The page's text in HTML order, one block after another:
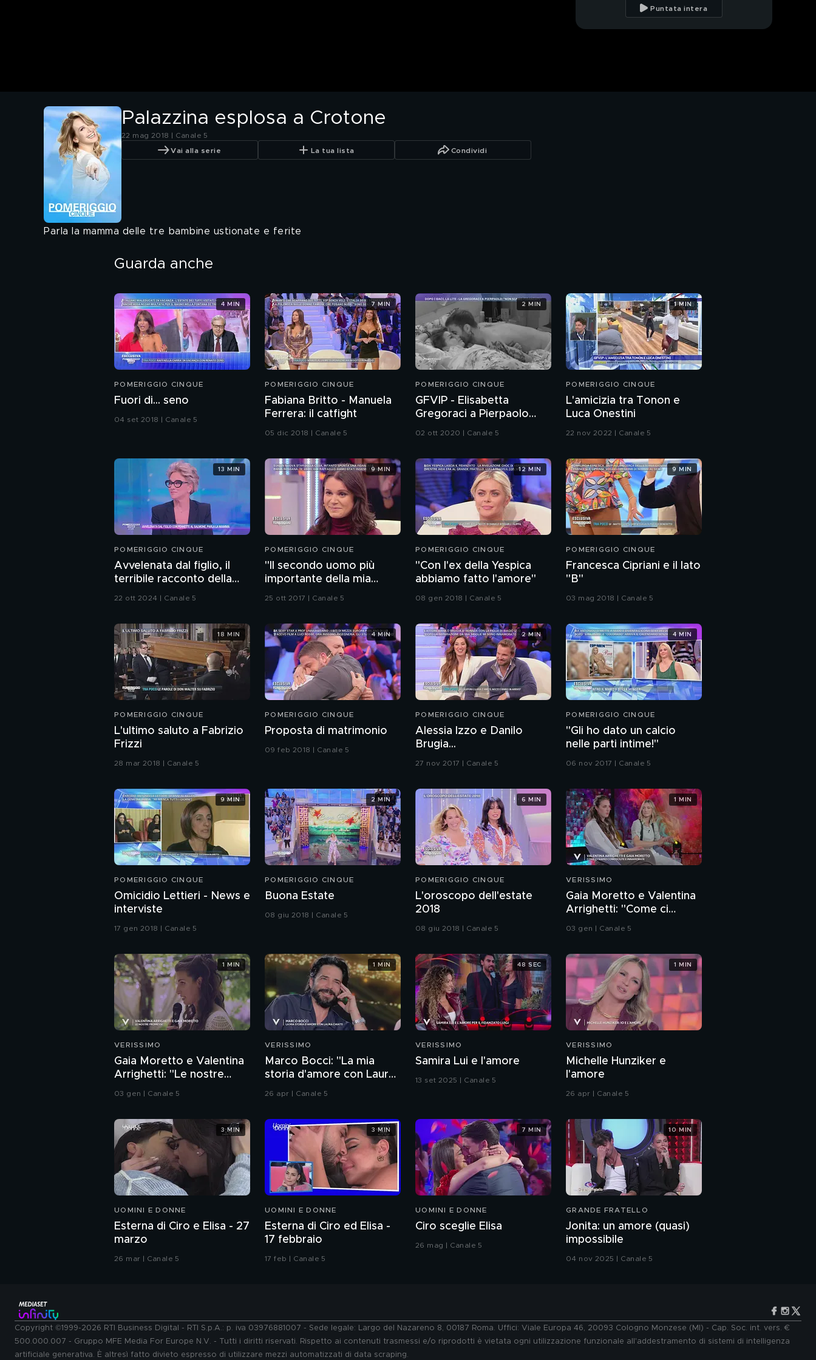
Puntata intera
Palazzina esplosa a Crotone
22 mag 2018 | Canale 5
Vai alla serie La tua lista Condividi
Parla la mamma delle tre bambine ustionate e ferite
Guarda anche
POMERIGGIO CINQUE
Fuori di... seno
04 set 2018 | Canale 5
4 MIN
POMERIGGIO CINQUE
Fabiana Britto - Manuela
Ferrera: il catfight
05 dic 2018 | Canale 5
7 MIN
POMERIGGIO CINQUE
GFVIP - Elisabetta
Gregoraci a Pierpaolo
Petrelli: ''Non siamo
02 ott 2020 | Canale 5
2 MIN
POMERIGGIO CINQUE
L'amicizia tra Tonon e
Luca Onestini
22 nov 2022 | Canale 5
1 MIN
POMERIGGIO CINQUE
Avvelenata dal figlio, il
terribile racconto della
22 ott 2024 | Canale 5
13 MIN
POMERIGGIO CINQUE
"Il secondo uomo più
importante della mia
25 ott 2017 | Canale 5
9 MIN
POMERIGGIO CINQUE
"Con l'ex della Yespica
abbiamo fatto l'amore"
08 gen 2018 | Canale 5
12 MIN
POMERIGGIO CINQUE
Francesca Cipriani e il lato
"B"
03 mag 2018 | Canale 5
9 MIN
POMERIGGIO CINQUE
L'ultimo saluto a Fabrizio
Frizzi
28 mar 2018 | Canale 5
18 MIN
POMERIGGIO CINQUE
Proposta di matrimonio
09 feb 2018 | Canale 5
4 MIN
POMERIGGIO CINQUE
Alessia Izzo e Danilo
Brugia...
27 nov 2017 | Canale 5
2 MIN
POMERIGGIO CINQUE
"Gli ho dato un calcio
nelle parti intime!"
06 nov 2017 | Canale 5
4 MIN
POMERIGGIO CINQUE
Omicidio Lettieri - News e
interviste
17 gen 2018 | Canale 5
9 MIN
POMERIGGIO CINQUE
Buona Estate
08 giu 2018 | Canale 5
2 MIN
POMERIGGIO CINQUE
L'oroscopo dell'estate
2018
08 giu 2018 | Canale 5
6 MIN
VERISSIMO
Gaia Moretto e Valentina
Arrighetti: "Come ci
siamo conosciute e
03 gen | Canale 5
1 MIN
VERISSIMO
Gaia Moretto e Valentina
Arrighetti: "Le nostre
promesse"
03 gen | Canale 5
1 MIN
VERISSIMO
Marco Bocci: "La mia
storia d'amore con Laura
Chiatti"
26 apr | Canale 5
1 MIN
VERISSIMO
Samira Lui e l'amore
13 set 2025 | Canale 5
48 SEC
VERISSIMO
Michelle Hunziker e
l'amore
26 apr | Canale 5
1 MIN
UOMINI E DONNE
Esterna di Ciro e Elisa - 27
marzo
26 mar | Canale 5
3 MIN
UOMINI E DONNE
Esterna di Ciro ed Elisa -
17 febbraio
17 feb | Canale 5
3 MIN
UOMINI E DONNE
Ciro sceglie Elisa
26 mag | Canale 5
7 MIN
GRANDE FRATELLO
Jonita: un amore (quasi)
impossibile
04 nov 2025 | Canale 5
10 MIN
Copyright ©1999-2026 RTI Business Digital - RTI S.p.A.: p. iva 03976881007 - Sede legale: Largo del Nazareno 8, 00187 Roma. Uffici: Viale Europa 46, 20093 Cologno Monzese (MI) - Cap. Soc. int. vers. €
500.000.007 - Gruppo MFE Media For Europe N.V. - Tutti i diritti riservati. Rispetto ai contenuti trasmessi e/o riprodotti è vietata ogni utilizzazione funzionale all'addestramento di sistemi di intelligenza
artificiale generativa. È altresì fatto divieto espresso di utilizzare mezzi automatizzati di data scraping.